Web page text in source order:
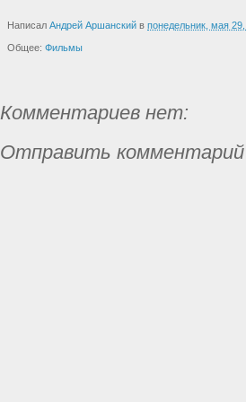
Написал Андрей Аршанский в понедельник, мая
Общее: Фильмы
Комментариев нет:
Отправить комментарий